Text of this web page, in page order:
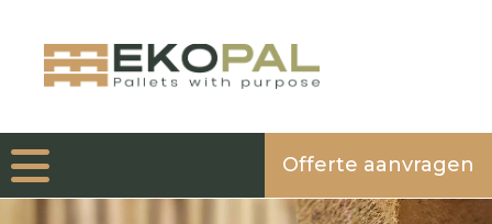
Offerte aanvragen